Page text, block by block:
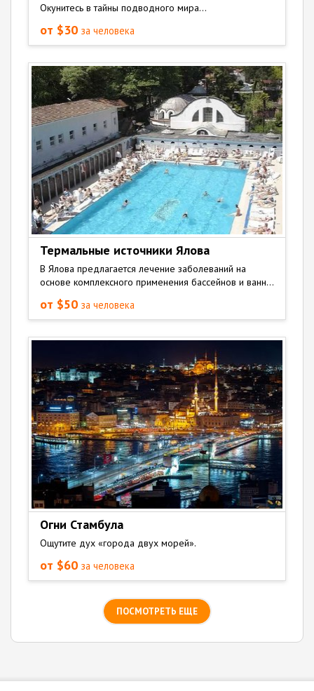
Окунитесь в тайны подводного мира...
от $30 за человека
Термальные источники Ялова
В Ялова предлагается лечение заболеваний на
основе комплексного применения бассейнов и ванн...
от $50 за человека
Огни Стамбула
Ощутите дух «города двух морей».
от $60 за человека
ПОСМОТРЕТЬ ЕЩЕ